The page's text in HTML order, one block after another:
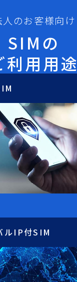
人のお客様向け
SIMの
利用用途
ルIP付SIM